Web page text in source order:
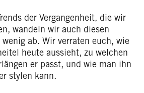
der Vergangenheit, die wir
wandeln wir auch diesen
ab. Wir verraten euch, wie
heute aussieht, zu welchen
er passt, und wie man ihn
stylen kann.